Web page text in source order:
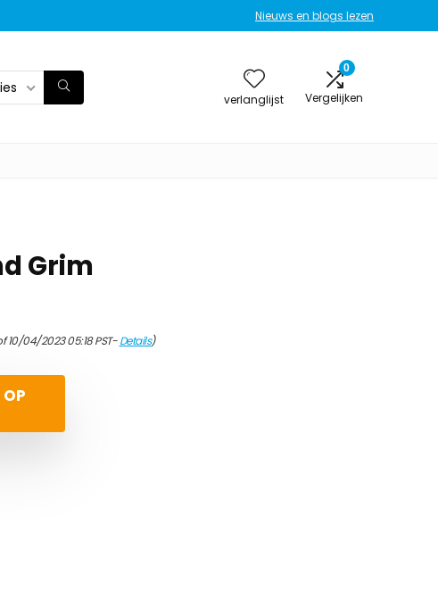
Nieuws en blogs lezen
verlanglijst
0
Vergelijken
Grim
10/04/2023 05:18 PST-Details)
OP